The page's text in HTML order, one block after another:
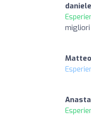
migliori